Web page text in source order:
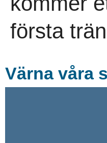
första
Värna våra